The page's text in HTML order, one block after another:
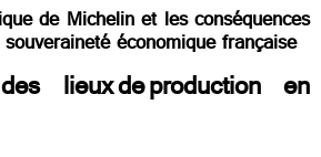
de Michelin et les conséquences
économique française
lieux de production en